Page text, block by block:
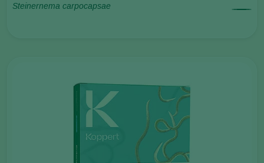
Steinernema carpocapsae